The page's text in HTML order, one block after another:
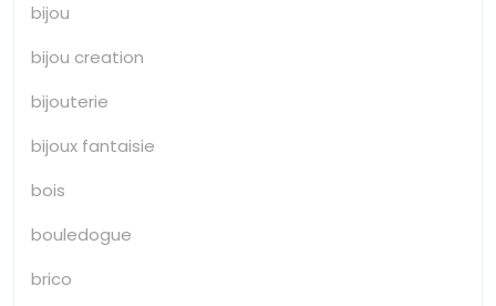
bijou
bijou creation
bijouterie
bijoux fantaisie
bois
bouledogue
brico